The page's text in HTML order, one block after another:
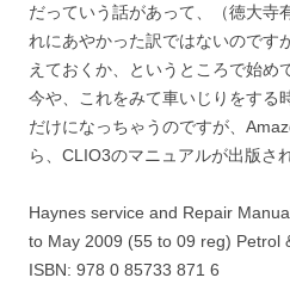
だっていう話があって、（徳大寺
れにあやかった訳ではないのです
えておくか、というところで始め
今や、これをみて車いじりをする
だけになっちゃうのですが、
ら、CLIO3のマニュアルが出版さ
Haynes service and Repair
to May 2009 (55 to 09 reg) Petrol
ISBN: 978 0 85733 871 6